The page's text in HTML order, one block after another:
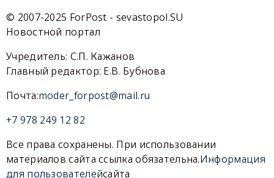
© 2007-2025 ForPost - sevastopol.SU
Новостной портал
Учредитель: С.П. Кажанов
Главный редактор: Е.В. Бубнова
Почта:moder_forpost@mail.ru
+7 978 249 12 82
Все права сохранены. При использовании
материалов сайта ссылка обязательна.Информация
для пользователейсайта